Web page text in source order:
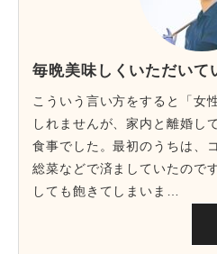
毎晩美味しくいただいて
こういう言い方をすると「女
しれませんが、家内と離婚し
食事でした。最初のうちは、
総菜などで済ましていたので
しても飽きてしまいま…